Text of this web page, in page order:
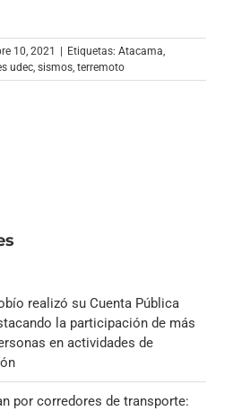
10, 2021 | Etiquetas: Atacama
udec sismos terremoto
realizó su Cuenta Pública
la participación de más
en actividades de
por corredores de transporte: